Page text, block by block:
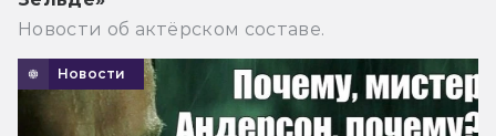
Новости об актёрском составе.
Новости